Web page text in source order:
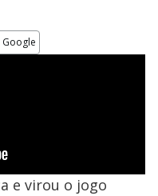
e virou o jogo